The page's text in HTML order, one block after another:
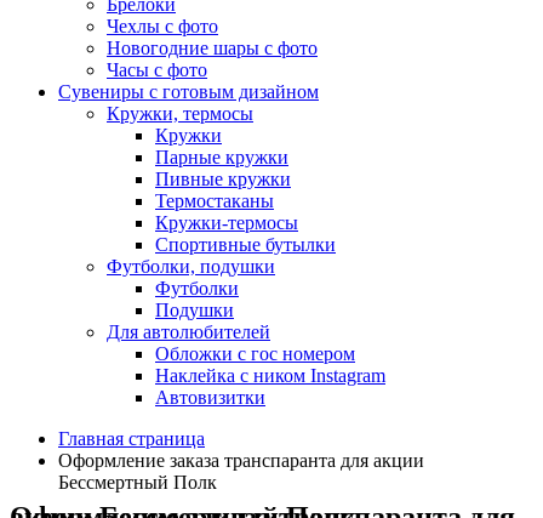
Чехлы с фото
Новогодние шары с фото
Часы с фото
Сувениры с готовым дизайном
Кружки, термосы
Кружки
Парные кружки
Пивные кружки
Термостаканы
Кружки-термосы
Спортивные бутылки
Футболки, подушки
Футболки
Подушки
Для автолюбителей
Обложки с гос номером
Наклейка с ником Instagram
Автовизитки
Главная страница
Оформление заказа транспаранта для акции
Бессмертный Полк